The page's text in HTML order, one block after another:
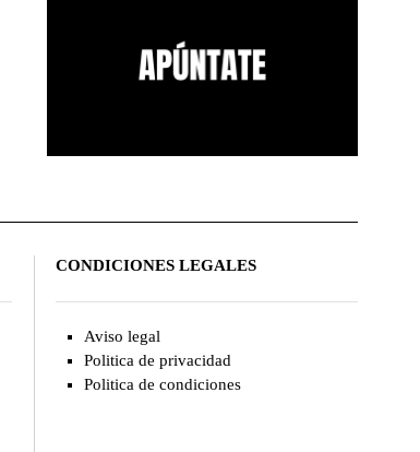
CONDICIONES LEGALES
Aviso legal
Politica de privacidad
Politica de condiciones